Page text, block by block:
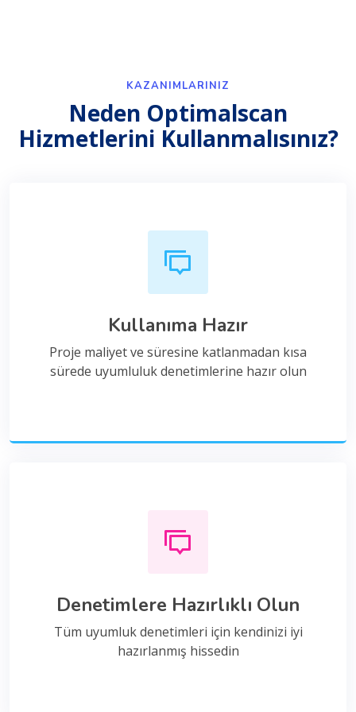
KAZANIMLARINIZ
Neden Optimalscan
Hizmetlerini Kullanmalısınız?
Kullanıma Hazır
Proje maliyet ve süresine katlanmadan kısa
sürede uyumluluk denetimlerine hazır olun
Denetimlere Hazırlıklı Olun
Tüm uyumluk denetimleri için kendinizi iyi
hazırlanmış hissedin